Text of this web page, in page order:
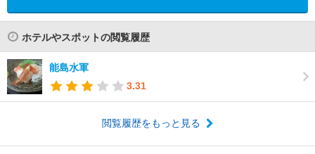
ホテルやスポットの閲覧履歴
能島水軍
3.31
閲覧履歴をもっと見る